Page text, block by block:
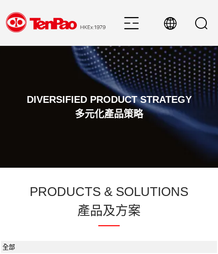
DIVERSIFIED PRODUCT STRATEGY
多元化產品策略
PRODUCTS & SOLUTIONS
產品及方案
全部